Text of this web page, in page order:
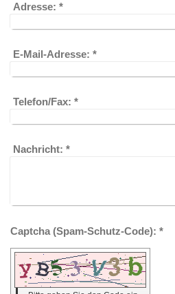
Adresse: *
E-Mail-Adresse: *
Telefon/Fax: *
Nachricht: *
Captcha (Spam-Schutz-Code): *